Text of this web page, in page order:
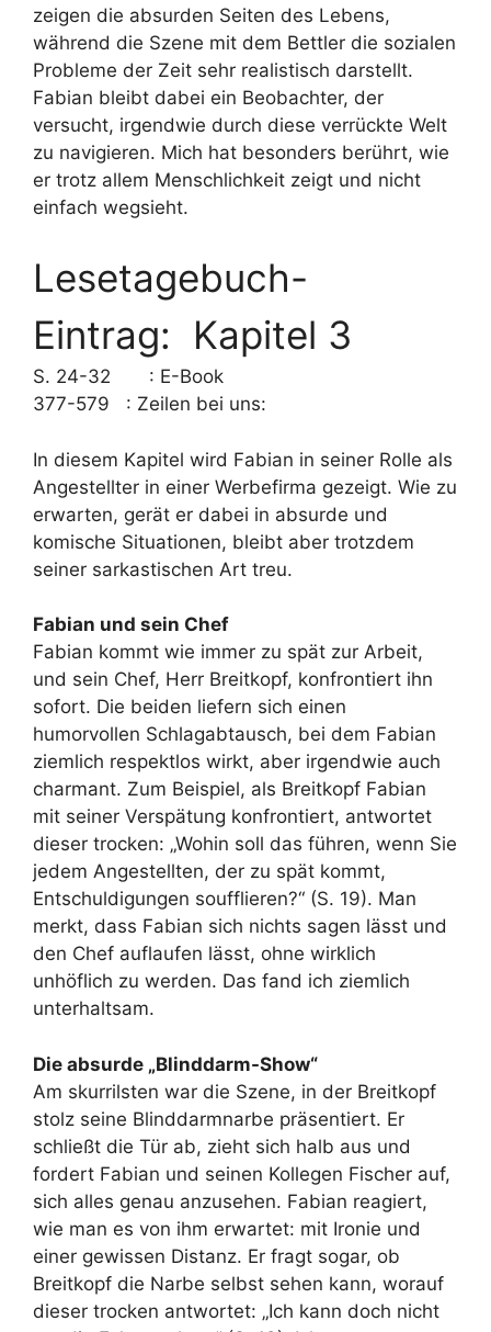
zeigen die absurden Seiten des Lebens,
während die Szene mit dem Bettler die sozialen
Probleme der Zeit sehr realistisch darstellt.
Fabian bleibt dabei ein Beobachter, der
versucht, irgendwie durch diese verrückte Welt
zu navigieren. Mich hat besonders berührt, wie
er trotz allem Menschlichkeit zeigt und nicht
einfach wegsieht.
Lesetagebuch-
Eintrag: Kapitel 3
S. 24-32 : E-Book
377-579 : Zeilen bei uns:
In diesem Kapitel wird Fabian in seiner Rolle als
Angestellter in einer Werbefirma gezeigt. Wie zu
erwarten, gerät er dabei in absurde und
komische Situationen, bleibt aber trotzdem
seiner sarkastischen Art treu.
Fabian und sein Chef
Fabian kommt wie immer zu spät zur Arbeit,
und sein Chef, Herr Breitkopf, konfrontiert ihn
sofort. Die beiden liefern sich einen
humorvollen Schlagabtausch, bei dem Fabian
ziemlich respektlos wirkt, aber irgendwie auch
charmant. Zum Beispiel, als Breitkopf Fabian
mit seiner Verspätung konfrontiert, antwortet
dieser trocken: „Wohin soll das führen, wenn Sie
jedem Angestellten, der zu spät kommt,
Entschuldigungen soufflieren?“ (S. 19). Man
merkt, dass Fabian sich nichts sagen lässt und
den Chef auflaufen lässt, ohne wirklich
unhöflich zu werden. Das fand ich ziemlich
unterhaltsam.
Die absurde „Blinddarm-Show“
Am skurrilsten war die Szene, in der Breitkopf
stolz seine Blinddarmnarbe präsentiert. Er
schließt die Tür ab, zieht sich halb aus und
fordert Fabian und seinen Kollegen Fischer auf,
sich alles genau anzusehen. Fabian reagiert,
wie man es von ihm erwartet: mit Ironie und
einer gewissen Distanz. Er fragt sogar, ob
Breitkopf die Narbe selbst sehen kann, worauf
dieser trocken antwortet: „Ich kann doch nicht